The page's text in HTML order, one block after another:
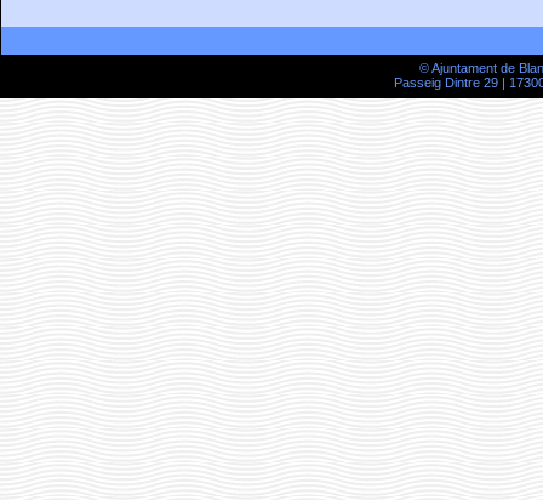
© Ajuntament de
Passeig Dintre 29 |